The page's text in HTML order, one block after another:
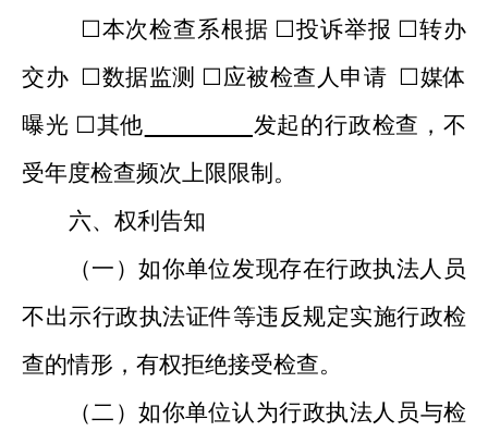
☐本次检查系根据 ☐投诉举报 ☐转办
交办 ☐数据监测 ☐应被检查 人 申请 ☐媒体
曝光 ☐其他
发起的行政检查，不
受年度检查频次 上限限制 。
六、 权利 告知
（一）如你单位发现存在行政执法人员
不出示行政执法证件等违反规定实施行政检
查的情形 ， 有权拒绝接受检查。
（二）如你单位认为行政执法人员与检